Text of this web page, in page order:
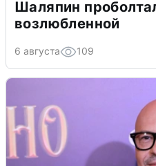
Шаляпин
возлюбленной
6 августа 109